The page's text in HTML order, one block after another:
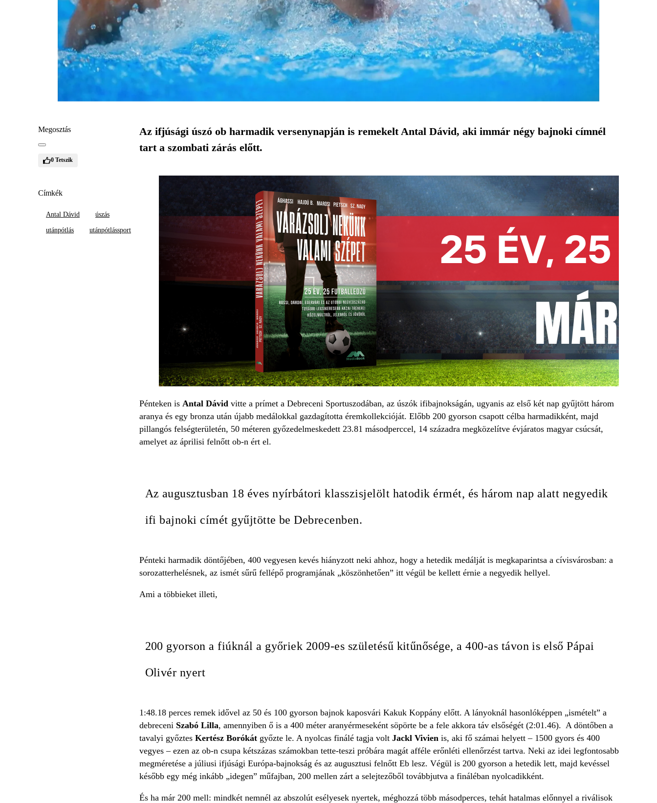
Megosztás
0 Tetszik
Címkék
Antal Dávid úszás
utánpótlás utánpótlássport
Az ifjúsági úszó ob harmadik versenynapján is remekelt Antal Dávid, aki immár négy bajnoki címnél
tart a szombati zárás előtt.
Pénteken is Antal Dávid vitte a prímet a Debreceni Sportuszodában, az úszók ifibajnokságán, ugyanis az első két nap gyűjtött három
aranya és egy bronza után újabb medálokkal gazdagította éremkollekcióját. Előbb 200 gyorson csapott célba harmadikként, majd
pillangós felségterületén, 50 méteren győzedelmeskedett 23.81 másodperccel, 14 századra megközelítve évjáratos magyar csúcsát,
amelyet az áprilisi felnőtt ob-n ért el.
Az augusztusban 18 éves nyírbátori klasszisjelölt hatodik érmét, és három nap alatt negyedik
ifi bajnoki címét gyűjtötte be Debrecenben.
Pénteki harmadik döntőjében, 400 vegyesen kevés hiányzott neki ahhoz, hogy a hetedik medálját is megkaparintsa a cívisvárosban: a
sorozatterhelésnek, az ismét sűrű fellépő programjának „köszönhetően” itt végül be kellett érnie a negyedik hellyel.
Ami a többieket illeti,
200 gyorson a fiúknál a győriek 2009-es születésű kitűnősége, a 400-as távon is első Pápai
Olivér nyert
1:48.18 perces remek idővel az 50 és 100 gyorson bajnok kaposvári Kakuk Koppány előtt. A lányoknál hasonlóképpen „ismételt” a
debreceni Szabó Lilla, amennyiben ő is a 400 méter aranyérmeseként söpörte be a fele akkora táv elsőségét (2:01.46). A döntőben a
tavalyi győztes Kertész Borókátgyőzte le. A nyolcas finálé tagja volt Jackl Vivien is, aki fő számai helyett – 1500 gyors és 400
vegyes – ezen az ob-n csupa kétszázas számokban tette-teszi próbára magát afféle erőnléti ellenőrzést tartva. Neki az idei legfontosabb
megméretése a júliusi ifjúsági Európa-bajnokság és az augusztusi felnőtt Eb lesz. Végül is 200 gyorson a hetedik lett, majd kevéssel
később egy még inkább „idegen” műfajban, 200 mellen zárt a selejtezőből továbbjutva a fináléban nyolcadikként.
És ha már 200 mell: mindkét nemnél az abszolút esélyesek nyertek, méghozzá több másodperces, tehát hatalmas előnnyel a riválisok